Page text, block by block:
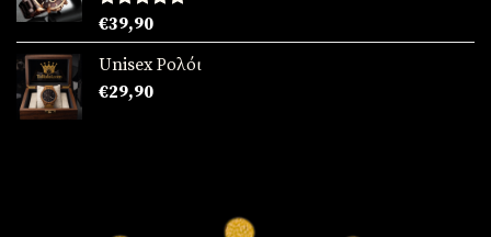
Βαθμολογήθηκε
με5.00
από 5
€39,90
Unisex Ρολόι
€29,90